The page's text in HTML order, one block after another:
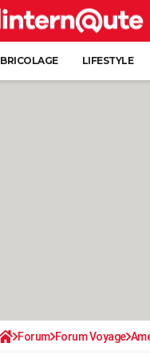
BRICOLAGE LIFESTYLE
Forum Forum Voyage